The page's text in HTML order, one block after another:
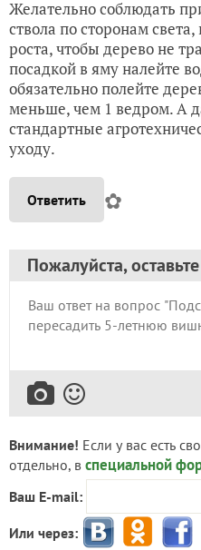
Желательно соблюдать
ствола по сторонам
роста, чтобы дерево не
посадкой в яму налейте
обязательно полейте
меньше, чем 1 ведром. А
стандартные
уходу.
Ответить ✿
Пожалуйста,
Внимание! Если у вас есть
отдельно, в специальной
Ваш E-mail:
Или через: